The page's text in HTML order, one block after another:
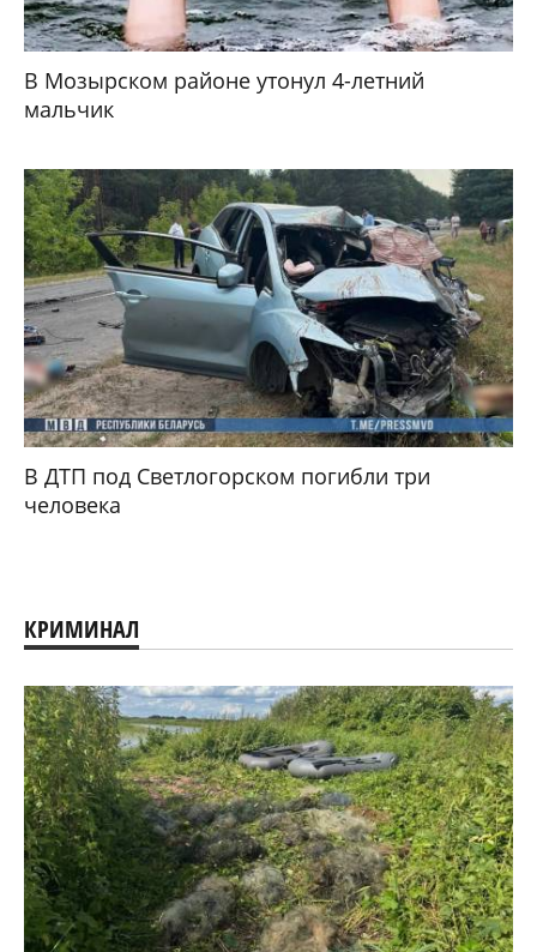
В Мозырском районе утонул 4-летний
мальчик
В ДТП под Светлогорском погибли три
человека
КРИМИНАЛ